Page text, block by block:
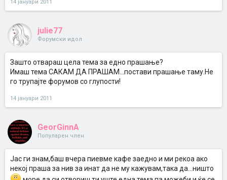
14 јануари 2011
julie77
Форумски идол
Зашто отвараш цела тема за едно прашање?
Имаш тема САКАМ ДА ПРАШАМ...постави прашање таму.Не
го трупајте форумов со глупости!
14 јануари 2011
GeorGinnA
Популарен член
Јас ги знам,баш вчера пиевме кафе заедно и ми рекоа ако
некој праша за нив за инат да не му кажувам,така да...ништо